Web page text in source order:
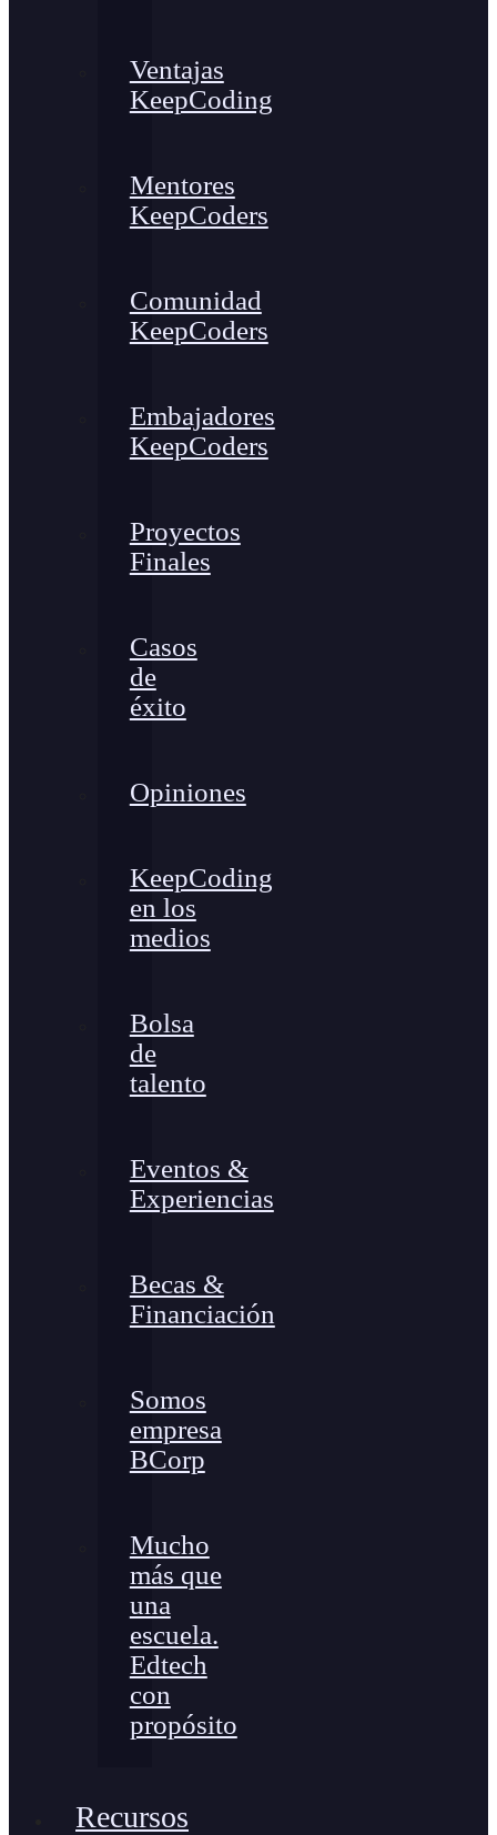
Ventajas
KeepCoding
Mentores
KeepCoders
Comunidad
KeepCoders
Embajadores
KeepCoders
Proyectos
Finales
Casos
de
éxito
Opiniones
KeepCoding
en los
medios
Bolsa
de
talento
Eventos &
Experiencias
Becas &
Financiación
Somos
empresa
BCorp
Mucho
más que
una
escuela.
Edtech
con
propósito
Recursos